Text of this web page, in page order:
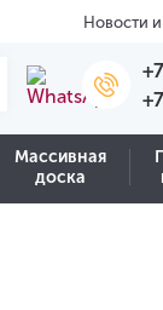
Новости
Массивная
доска